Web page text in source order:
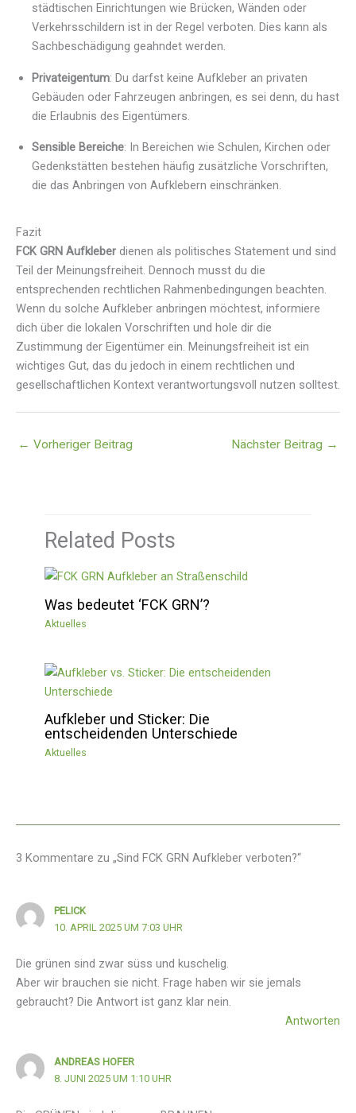
städtischen Einrichtungen wie Brücken, Wänden oder
Verkehrsschildern ist in der Regel verboten. Dies kann als
Sachbeschädigung geahndet werden.
Privateigentum: Du darfst keine Aufkleber an privaten
Gebäuden oder Fahrzeugen anbringen, es sei denn, du hast
die Erlaubnis des Eigentümers.
Sensible Bereiche: In Bereichen wie Schulen, Kirchen oder
Gedenkstätten bestehen häufig zusätzliche Vorschriften,
die das Anbringen von Aufklebern einschränken.
Fazit
FCK GRN Aufkleber dienen als politisches Statement und sind
Teil der Meinungsfreiheit. Dennoch musst du die
entsprechenden rechtlichen Rahmenbedingungen beachten.
Wenn du solche Aufkleber anbringen möchtest, informiere
dich über die lokalen Vorschriften und hole dir die
Zustimmung der Eigentümer ein. Meinungsfreiheit ist ein
wichtiges Gut, das du jedoch in einem rechtlichen und
gesellschaftlichen Kontext verantwortungsvoll nutzen solltest.
← Vorheriger Beitrag Nächster Beitrag →
Related Posts
Was bedeutet ‘FCK GRN’?
Aktuelles
Aufkleber und Sticker: Die
entscheidenden Unterschiede
Aktuelles
3 Kommentare zu „Sind FCK GRN Aufkleber verboten?“
PELICK
10. APRIL 2025 UM 7:03 UHR
Die grünen sind zwar süss und kuschelig.
Aber wir brauchen sie nicht. Frage haben wir sie jemals
gebraucht? Die Antwort ist ganz klar nein.
Antworten
ANDREAS HOFER
8. JUNI 2025 UM 1:10 UHR